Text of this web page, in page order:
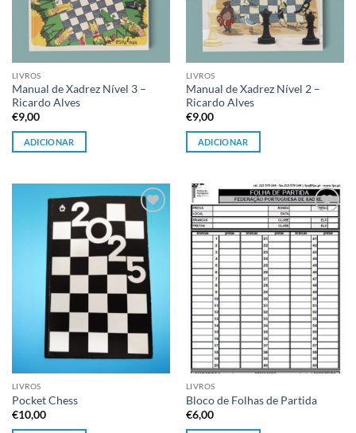
LIVROS
Manual de Xadrez Nível 3 –
Ricardo Alves
€9,00
ADICIONAR
LIVROS
Manual de Xadrez Nível 2 –
Ricardo Alves
€9,00
ADICIONAR
Adicionar
à lista de
desejos
LIVROS
Pocket Chess
€10,00
Adicionar
à lista de
desejos
LIVROS
Bloco de Folhas de Partida
€6,00